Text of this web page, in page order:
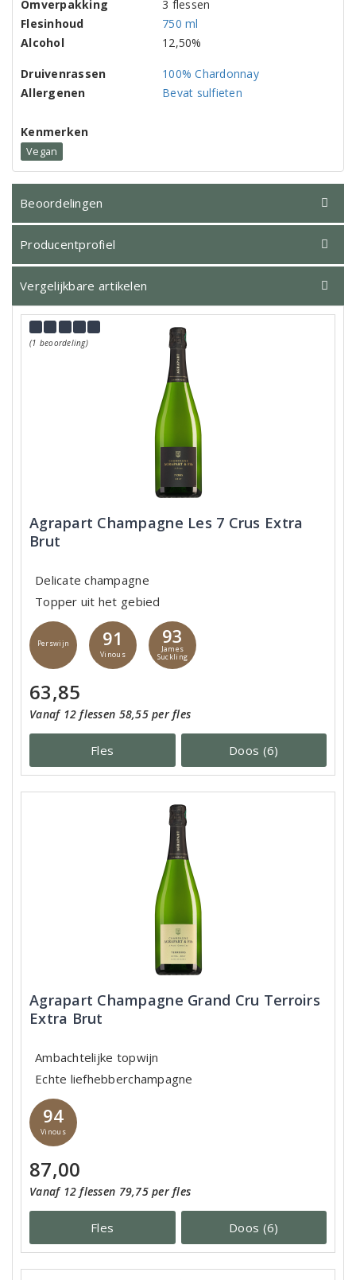
Omverpakking
3 flessen
Flesinhoud
750 ml
Alcohol
12,50%
Druivenrassen
100% Chardonnay
Allergenen
Bevat sulfieten
Kenmerken
Vegan
Beoordelingen
Producentprofiel
Vergelijkbare artikelen
(1 beoordeling)
Agrapart Champagne Les 7 Crus Extra
Brut
Delicate champagne
Topper uit het gebied
Perswijn 91
Vinous
93
James
Suckling
63,85
Vanaf 12 flessen 58,55 per fles
Fles Doos (6)
Agrapart Champagne Grand Cru Terroirs
Extra Brut
Ambachtelijke topwijn
Echte liefhebberchampagne
94
Vinous
87,00
Vanaf 12 flessen 79,75 per fles
Fles Doos (6)